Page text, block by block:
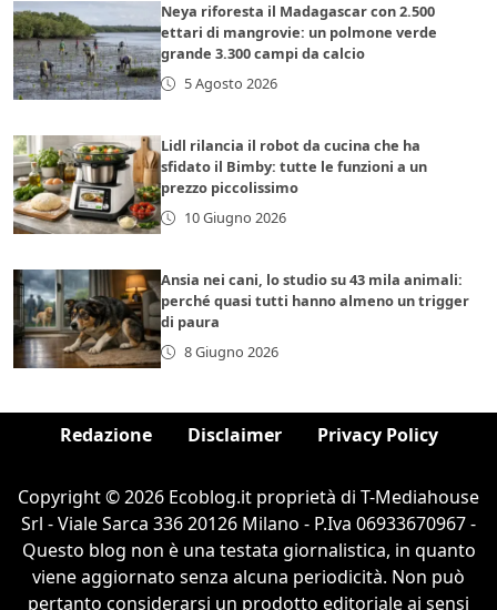
Neya riforesta il Madagascar con 2.500
ettari di mangrovie: un polmone verde
grande 3.300 campi da calcio
5 Agosto 2026
Lidl rilancia il robot da cucina che ha
sfidato il Bimby: tutte le funzioni a un
prezzo piccolissimo
10 Giugno 2026
Ansia nei cani, lo studio su 43 mila animali:
perché quasi tutti hanno almeno un trigger
di paura
8 Giugno 2026
Redazione Disclaimer Privacy Policy
Copyright © 2026 Ecoblog.it proprietà di T-Mediahouse
Srl - Viale Sarca 336 20126 Milano - P.Iva 06933670967 -
Questo blog non è una testata giornalistica, in quanto
viene aggiornato senza alcuna periodicità. Non può
pertanto considerarsi un prodotto editoriale ai sensi